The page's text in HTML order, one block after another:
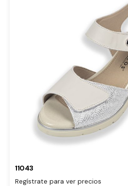
11043
Regístrate para ver precios